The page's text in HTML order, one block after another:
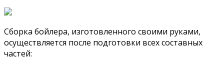
Сборка бойлера, изготовленного своими руками,
осуществляется после подготовки всех составных
частей: